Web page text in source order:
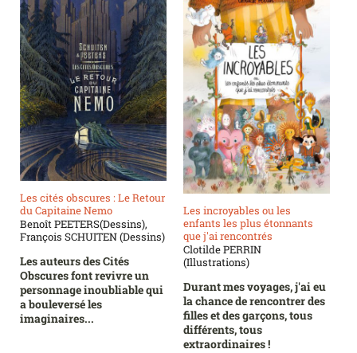
Les cités obscures : Le Retour
du Capitaine Nemo
Benoît PEETERS(Dessins),
François SCHUITEN (Dessins)
Les auteurs des Cités
Obscures font revivre un
personnage inoubliable qui
a bouleversé les
imaginaires...
Les incroyables ou les
enfants les plus étonnants
que j'ai rencontrés
Clotilde PERRIN
(Illustrations)
Durant mes voyages, j'ai eu
la chance de rencontrer des
filles et des garçons, tous
différents, tous
extraordinaires !